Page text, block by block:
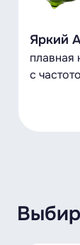
Яркий
плавная
с